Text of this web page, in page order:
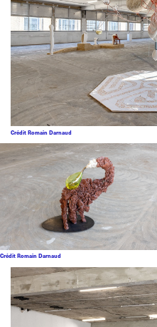
Crédit Romain Darnaud
Crédit Romain Darnaud